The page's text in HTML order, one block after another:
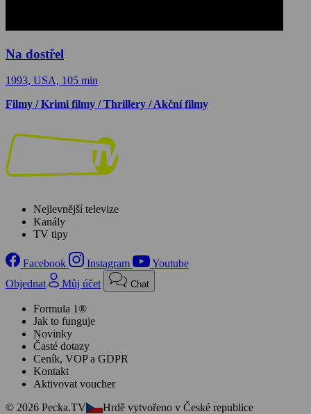
Na dostřel
1993, USA, 105 min
Filmy / Krimi filmy / Thrillery / Akční filmy
Nejlevnější televize
Kanály
TV tipy
Facebook Instagram
Youtube
Objednat
Můj účet Chat
Formula 1®
Jak to funguje
Novinky
Časté dotazy
Ceník, VOP a GDPR
Kontakt
Aktivovat voucher
© 2026 Pecka.TV
Hrdě vytvořeno v České republice